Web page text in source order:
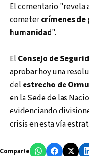
El comentario
cometercrímenes de
humanidad".
El Consejo de
aprobar hoy una
del estrecho de
en la Sede de las
evidenciando
crisis en esta vía
Comparte